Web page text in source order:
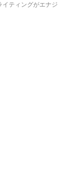
イティングがエナジ